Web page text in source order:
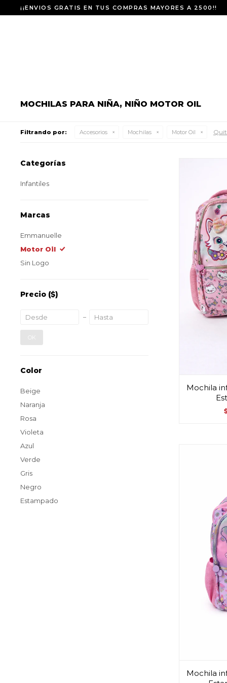
¡¡ENVIOS GRATIS EN TUS COMPRAS MAYORES A 2500!!
MOCHILAS PARA NIÑA, NIÑO MOTOR OIL
Filtrando por: Accesorios Mochilas Motor Oil
Mochila
Mochila
Categorías
Infantiles
Marcas
Emmanuelle
Motor Oil
Sin Logo
Precio ($)
OK
Color
Beige
Naranja
Rosa
Violeta
Azul
Verde
Gris
Negro
Estampado